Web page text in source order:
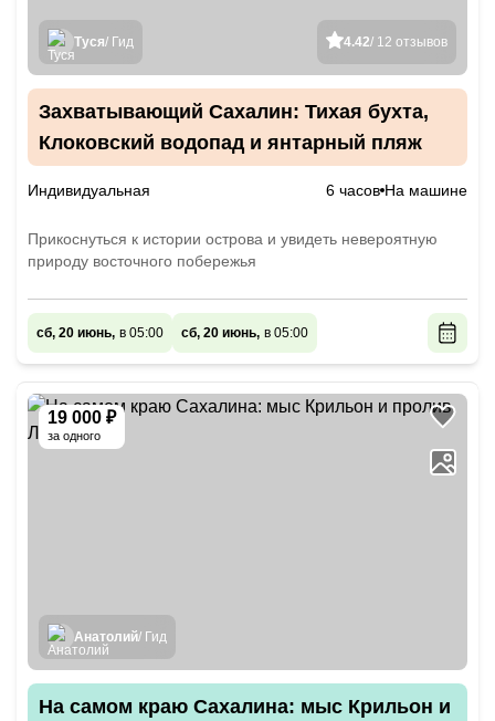
4.42/ 12 отзывов
Туся/ Гид
Захватывающий Сахалин: Тихая бухта,
Клоковский водопад и янтарный пляж
Индивидуальная 6 часов На машине
Прикоснуться к истории острова и увидеть невероятную
природу восточного побережья
сб, 20 июнь, в 05:00 сб, 20 июнь, в 05:00
19 000 ₽
за одного
Анатолий/ Гид
На самом краю Сахалина: мыс Крильон и